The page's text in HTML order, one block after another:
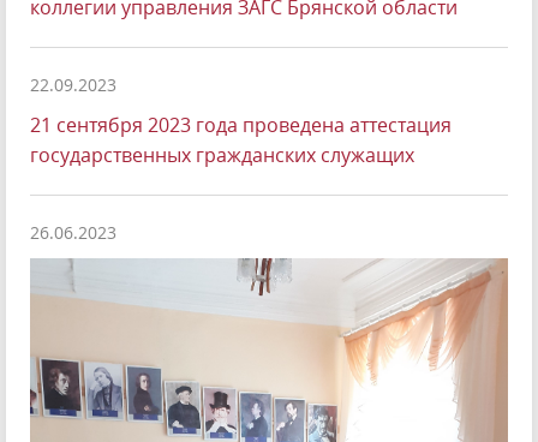
коллегии управления ЗАГС Брянской области
22.09.2023
21 сентября 2023 года проведена аттестация
государственных гражданских служащих
26.06.2023